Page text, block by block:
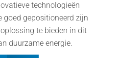
technologieën
goed gepositioneerd zijn
te bieden in dit
duurzame energie.